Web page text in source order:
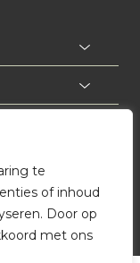
te
of inhoud
Door op
met ons